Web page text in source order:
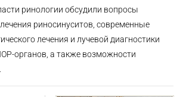
ринологии обсудили вопросы
риносинуситов, современные
лечения и лучевой диагностики
органов, а также возможности